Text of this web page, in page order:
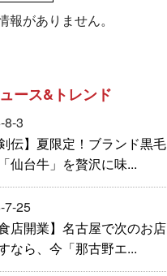
報がありません。
ース&トレンド
8-3
剣伝】夏限定！ブランド黒毛
仙台牛」を贅沢に味...
7-25
食店開業】名古屋で次のお店
なら、今「那古野エ...